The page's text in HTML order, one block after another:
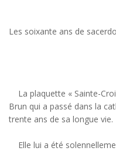
Les soixante ans de
La plaquette « Sainte-
Brun qui a passé dans la
trente ans de sa longue vie.
Elle lui a été